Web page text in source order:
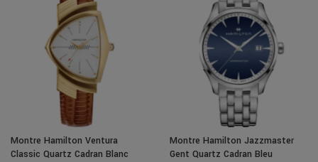
Montre Hamilton Ventura
Classic Quartz Cadran Blanc
Montre Hamilton Jazzmaster
Gent Quartz Cadran Bleu